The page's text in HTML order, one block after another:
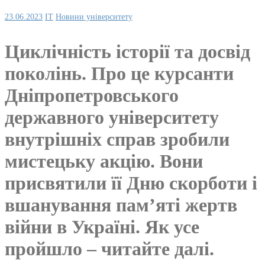
23.06.2023 IT Новини університету
Циклічність історії та досвід
поколінь. Про це курсанти
Дніпропетровського
державного університету
внутрішніх справ зробили
мистецьку акцію. Вони
присвятили її Дню скорботи і
вшанування пам’яті жертв
війни в Україні. Як усе
пройшло – читайте далі.